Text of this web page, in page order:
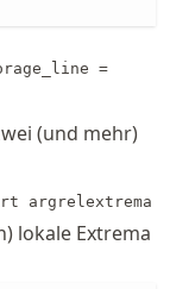
=
(und mehr)
argrelextrema
lokale Extrema